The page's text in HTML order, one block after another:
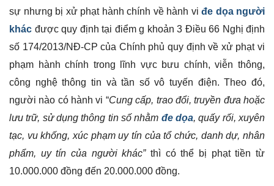
sự nhưng bị xử phạt hành chính về hành vi đe dọa người
khác được quy định tại điểm g khoản 3 Điều 66 Nghị định
số 174/2013/NĐ-CP của Chính phủ quy định về xử phạt vi
phạm hành chính trong lĩnh vực bưu chính, viễn thông,
công nghệ thông tin và tần số vô tuyến điện. Theo đó,
người nào có hành vi “Cung cấp, trao đổi, truyền đưa hoặc
lưu trữ, sử dụng thông tin số nhằm đe dọa, quấy rối, xuyên
tạc, vu khống, xúc phạm uy tín của tổ chức, danh dự, nhân
phẩm, uy tín của người khác”thì có thể bị phạt tiền từ
10.000.000 đồng đến 20.000.000 đồng.